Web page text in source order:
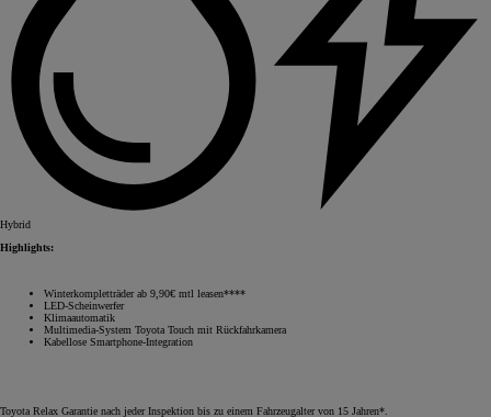
Hybrid
Highlights:
Winterkompletträder ab 9,90€ mtl leasen****
LED-Scheinwerfer
Klimaautomatik
Multimedia-System Toyota Touch mit Rückfahrkamera
Kabellose Smartphone-Integration
Toyota Relax Garantie nach jeder Inspektion bis zu einem Fahrzeugalter von 15 Jahren*.